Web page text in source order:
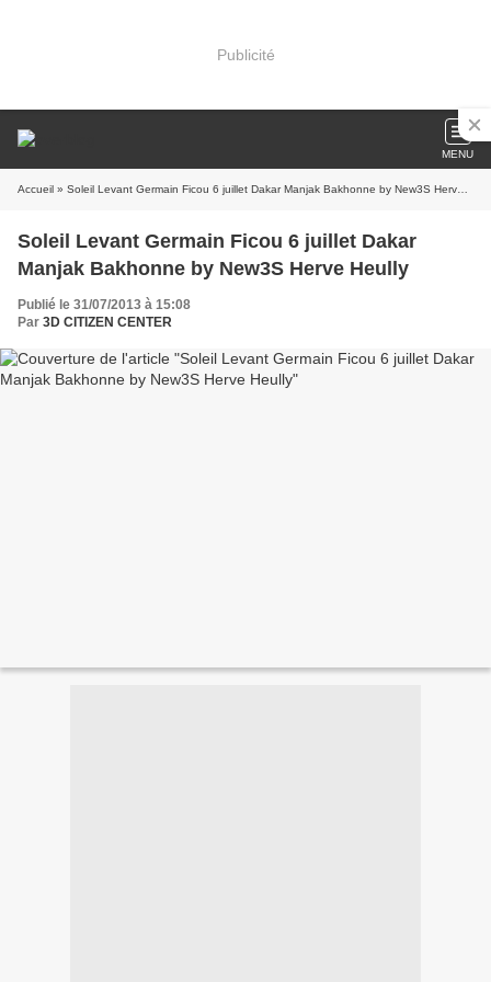
Publicité
MENU
Accueil » Soleil Levant Germain Ficou 6 juillet Dakar Manjak Bakhonne by New3S Herve Heully
Soleil Levant Germain Ficou 6 juillet Dakar
Manjak Bakhonne by New3S Herve Heully
Publié le 31/07/2013 à 15:08
Par 3D CITIZEN CENTER